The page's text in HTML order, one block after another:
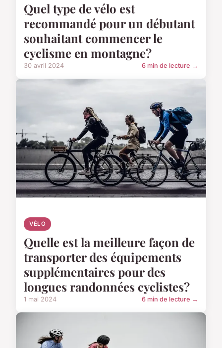
Quel type de vélo est
recommandé pour un débutant
souhaitant commencer le
cyclisme en montagne?
30 avril 2024 6 min de lecture →
VÉLO
Quelle est la meilleure façon de
transporter des équipements
supplémentaires pour des
longues randonnées cyclistes?
1 mai 2024 6 min de lecture →